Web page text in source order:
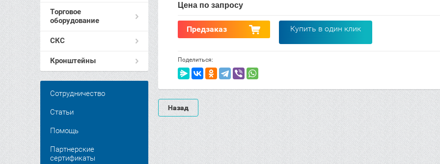
Торговое
оборудование
СКС
Кронштейны
Сотрудничество
Статьи
Помощь
Партнерские
сертификаты
Цена по запросу
Предзаказ Купить в один клик
Поделиться:
Назад